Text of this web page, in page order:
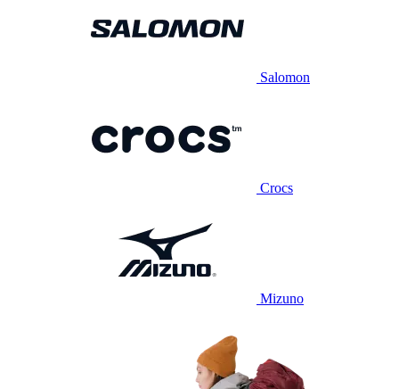
Salomon
Crocs
Mizuno